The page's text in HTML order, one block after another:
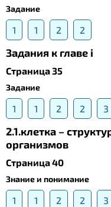
Задание
1 1 2 2
Задания к главе i
Страница 35
Задание
1 1 2 2 3
2.1.клетка –
организмов
Страница 40
Знание и понимание
1 1 2 2 3